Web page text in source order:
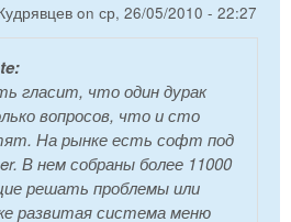
on ср, 26/05/2010 - 22:27
гласит, что один дурак
вопросов, что и сто
На рынке есть софт под
В нем собраны более 11000
решать проблемы или
развитая система меню